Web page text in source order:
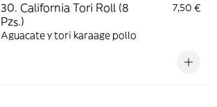
30. California Tori Roll (8
Pzs.)
7,50 €
Aguacate y tori karaage pollo